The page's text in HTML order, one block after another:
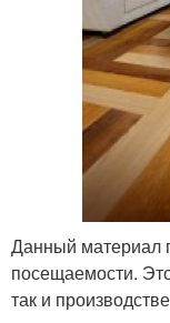
Данный материал
посещаемости.
так и